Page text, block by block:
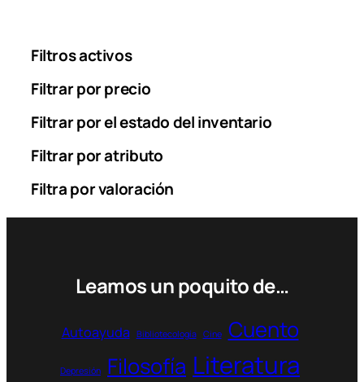
Filtros activos
Filtrar por precio
Filtrar por el estado del inventario
Filtrar por atributo
Filtra por valoración
Leamos un poquito de…
Autoayuda Bibliotecología Cine Cuento
Depresión Filosofía Literatura